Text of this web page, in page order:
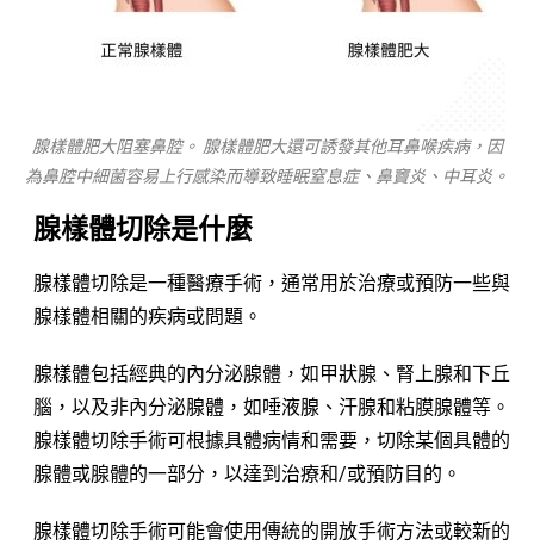
腺樣體肥大阻塞鼻腔。 腺樣體肥大還可誘發其他耳鼻喉疾病，因
為鼻腔中細菌容易上行感染而導致睡眠窒息症、鼻竇炎、中耳炎。
腺樣體切除是什麼
腺樣體切除是一種醫療手術，通常用於治療或預防一些與
腺樣體相關的疾病或問題。
腺樣體包括經典的內分泌腺體，如甲狀腺、腎上腺和下丘
腦，以及非內分泌腺體，如唾液腺、汗腺和粘膜腺體等。
腺樣體切除手術可根據具體病情和需要，切除某個具體的
腺體或腺體的一部分，以達到治療和/或預防目的。
腺樣體切除手術可能會使用傳統的開放手術方法或較新的